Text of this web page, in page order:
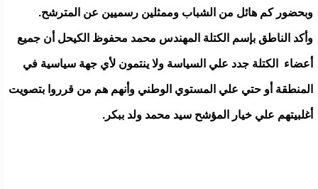
وبحضور كم هائل من الشباب وممثلين رسميين عن المترشح.
وأكد الناطق بإسم الكتلة المهندس محمد محفوظ الكيحل أن جميع
أعضاء الكتلة جدد علي السياسة ولا ينتمون لأي جهة سياسية في
المنطقة أو حتي علي المستوي الوطني وأنهم هم من قرروا بتصويت
أغلبيتهم علي خيار المؤشح سيد محمد ولد ببكر.